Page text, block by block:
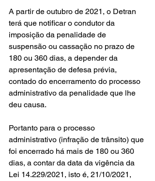
A partir de outubro de 2021, o Detran
terá que notificar o condutor da
imposição da penalidade de
suspensão ou cassação no prazo de
180 ou 360 dias, a depender da
apresentação de defesa prévia,
contado do encerramento do processo
administrativo da penalidade que lhe
deu causa.
Portanto para o processo
administrativo (infração de trânsito) que
foi encerrado há mais de 180 ou 360
dias, a contar da data da vigência da
Lei 14.229/2021, isto é, 21/10/2021,